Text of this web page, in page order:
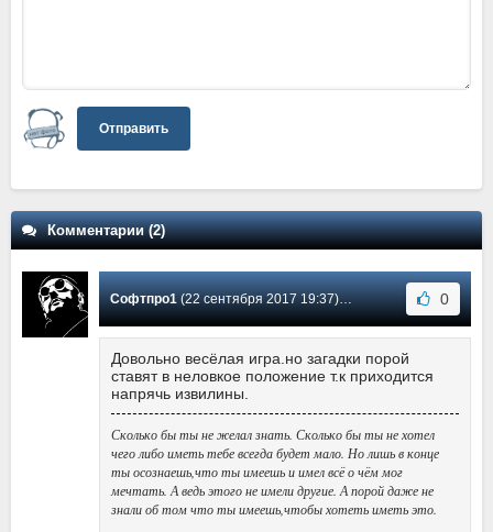
Отправить
Комментарии (2)
Софтпро1(22 сентября 2017 19:37) Сообщение #2 0
Довольно весёлая игра.но загадки порой
ставят в неловкое положение т.к приходится
напрячь извилины.
Сколько бы ты не желал знать. Сколько бы ты не хотел
чего либо иметь тебе всегда будет мало. Но лишь в конце
ты осознаешь,что ты имеешь и имел всё о чём мог
мечтать. А ведь этого не имели другие. А порой даже не
знали об том что ты имеешь,чтобы хотеть иметь это.